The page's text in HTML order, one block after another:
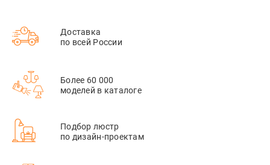
Доставка
по всей России
Более 60 000
моделей в каталоге
Подбор люстр
по дизайн-проектам